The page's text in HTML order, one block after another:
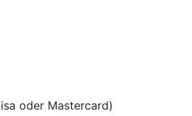
oder Mastercard)